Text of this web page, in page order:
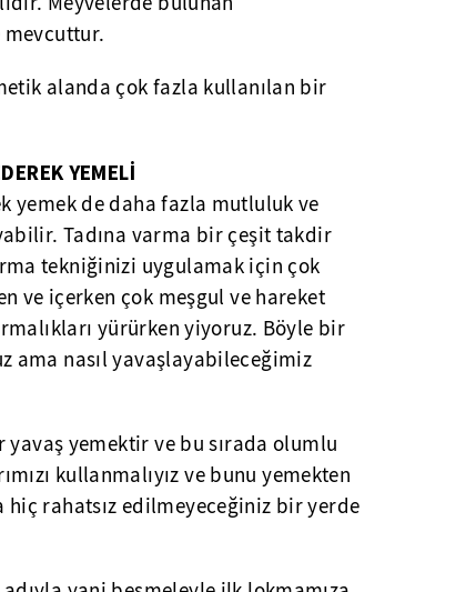
alanda çok fazla kullanılan bir
YEMELİ
yemek de daha fazla mutluluk ve
Tadına varma bir çeşit takdir
tekniğinizi uygulamak için çok
ve içerken çok meşgul ve hareket
yürürken yiyoruz. Böyle bir
ama nasıl yavaşlayabileceğimiz
yemektir ve bu sırada olumlu
kullanmalıyız ve bunu yemekten
hiç rahatsız edilmeyeceğiniz bir yerde